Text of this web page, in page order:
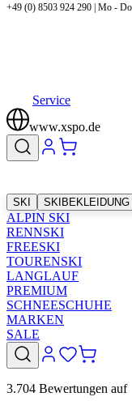
+49 (0) 8503 924 290 | Mo -
Service
www.xspo.de
SKI SKIBEKLEIDUNG
ALPIN SKI
RENNSKI
FREESKI
TOURENSKI
LANGLAUF
PREMIUM
SCHNEESCHUHE
MARKEN
SALE
3.704 Bewertungen auf